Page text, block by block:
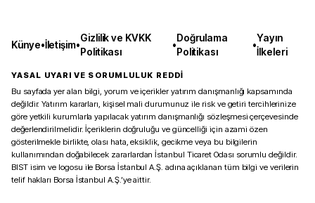
Künye•İletişim•
Gizlilik ve KVKK
Politikası
•
Doğrulama
Politikası
•
Yayın
İlkeleri
YASAL UYARI VE SORUMLULUK REDDİ
Bu sayfada yer alan bilgi, yorum ve içerikler yatırım danışmanlığı kapsamında
değildir. Yatırım kararları, kişisel mali durumunuz ile risk ve getiri tercihlerinize
göre yetkili kurumlarla yapılacak yatırım danışmanlığı sözleşmesi çerçevesinde
değerlendirilmelidir. İçeriklerin doğruluğu ve güncelliği için azami özen
gösterilmekle birlikte, olası hata, eksiklik, gecikme veya bu bilgilerin
kullanımından doğabilecek zararlardan İstanbul Ticaret Odası sorumlu değildir.
BIST isim ve logosu ile Borsa İstanbul A.Ş. adına açıklanan tüm bilgi ve verilerin
telif hakları Borsa İstanbul A.Ş.’ye aittir.